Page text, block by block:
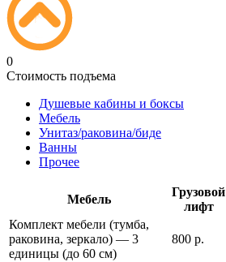
0
Стоимость подъема
Душевые кабины и боксы
Мебель
Унитаз/раковина/биде
Ванны
Прочее
Мебель
Грузовой
лифт
Комплект мебели (тумба,
раковина, зеркало) — 3
единицы (до 60 см)
800 р.